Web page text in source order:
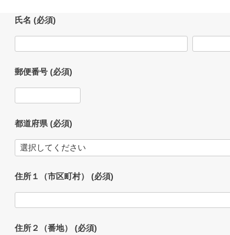
氏名 (必須)
郵便番号 (必須)
都道府県(必須)
住所１（市区町村） (必須)
住所２（番地） (必須)